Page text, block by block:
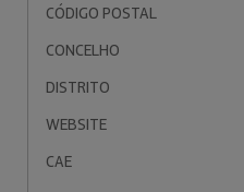
CÓDIGO POSTAL
CONCELHO
DISTRITO
WEBSITE
CAE